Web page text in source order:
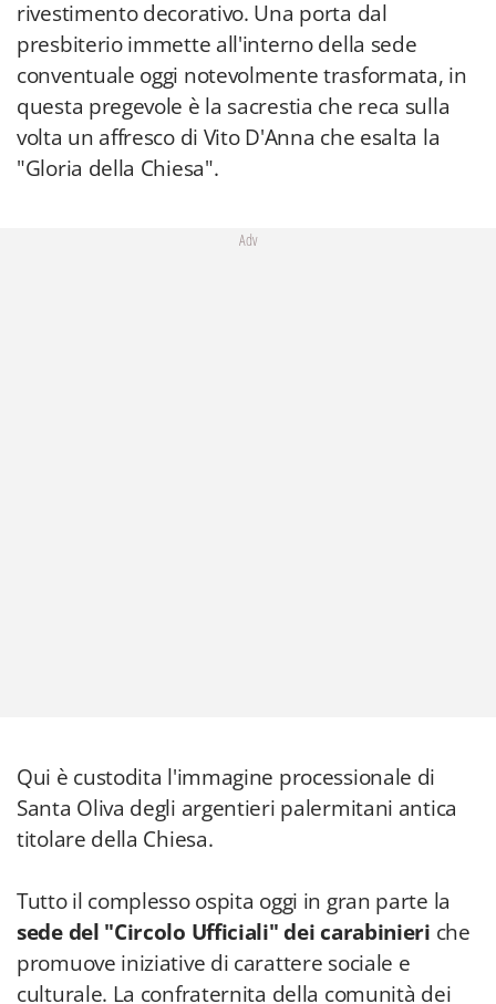
rivestimento decorativo. Una porta dal
presbiterio immette all'interno della sede
conventuale oggi notevolmente trasformata, in
questa pregevole è la sacrestia che reca sulla
volta un affresco di Vito D'Anna che esalta la
"Gloria della Chiesa".
Adv
Qui è custodita l'immagine processionale di
Santa Oliva degli argentieri palermitani antica
titolare della Chiesa.
Tutto il complesso ospita oggi in gran parte la
sede del "Circolo Ufficiali" dei carabinieri che
promuove iniziative di carattere sociale e
culturale. La confraternita della comunità dei